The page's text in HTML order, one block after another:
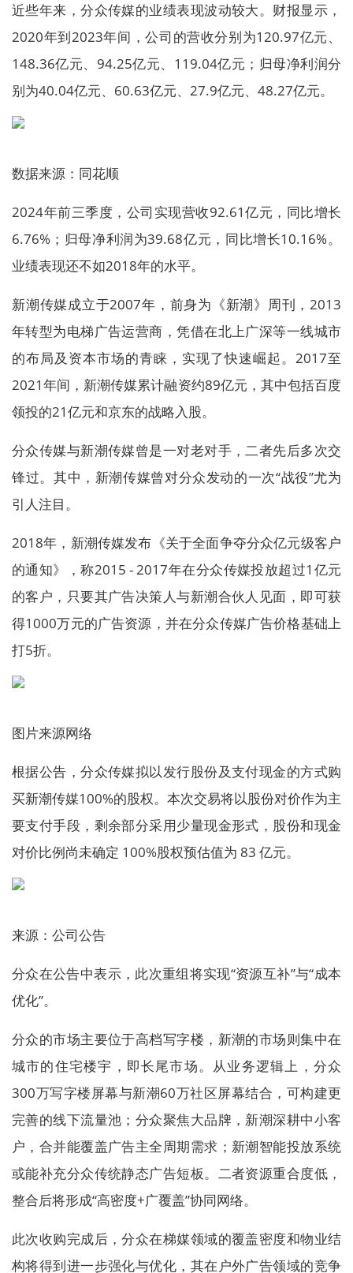
近些年来，分众传媒的业绩表现波动较大。财报显示，
2020年到2023年间，公司的营收分别为120.97亿元、
148.36亿元、94.25亿元、119.04亿元；归母净利润分
别为40.04亿元、60.63亿元、27.9亿元、48.27亿元。
数据来源：同花顺
2024年前三季度，公司实现营收92.61亿元，同比增长
6.76%；归母净利润为39.68亿元，同比增长10.16%。
业绩表现还不如2018年的水平。
新潮传媒成立于2007年，前身为《新潮》周刊，2013
年转型为电梯广告运营商，凭借在北上广深等一线城市
的布局及资本市场的青睐，实现了快速崛起。2017至
2021年间，新潮传媒累计融资约89亿元，其中包括百度
领投的21亿元和京东的战略入股。
分众传媒与新潮传媒曾是一对老对手，二者先后多次交
锋过。其中，新潮传媒曾对分众发动的一次“战役”尤为
引人注目。
2018年，新潮传媒发布《关于全面争夺分众亿元级客户
的通知》，称2015 - 2017年在分众传媒投放超过1亿元
的客户，只要其广告决策人与新潮合伙人见面，即可获
得1000万元的广告资源，并在分众传媒广告价格基础上
打5折。
图片来源网络
根据公告，分众传媒拟以发行股份及支付现金的方式购
买新潮传媒100%的股权。本次交易将以股份对价作为主
要支付手段，剩余部分采用少量现金形式，股份和现金
对价比例尚未确定 100%股权预估值为 83 亿元。
来源：公司公告
分众在公告中表示，此次重组将实现“资源互补”与“成本
优化”。
分众的市场主要位于高档写字楼，新潮的市场则集中在
城市的住宅楼宇，即长尾市场。从业务逻辑上，分众
300万写字楼屏幕与新潮60万社区屏幕结合，可构建更
完善的线下流量池；分众聚焦大品牌，新潮深耕中小客
户，合并能覆盖广告主全周期需求；新潮智能投放系统
或能补充分众传统静态广告短板。二者资源重合度低，
整合后将形成“高密度+广覆盖”协同网络。
此次收购完成后，分众在梯媒领域的覆盖密度和物业结
构将得到进一步强化与优化，其在户外广告领域的竞争